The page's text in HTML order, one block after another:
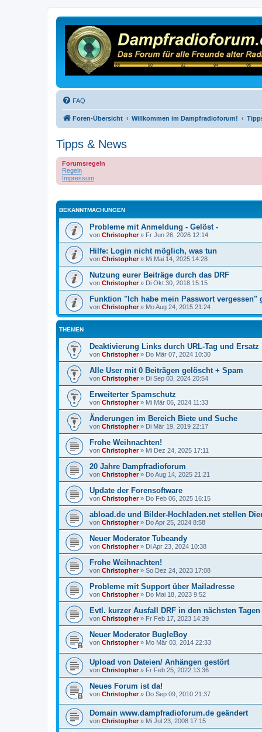
FAQ
Foren-Übersicht Willkommen im Dampfradioforum!
Tipps & News
Forumsregeln
Regeln
Impressum
BEKANNTMACHUNGEN
Probleme mit Anmeldung - Gelöst -
von Christopher» Fr Jun 26, 2026 12:14
Hilfe: Login nicht möglich, was tun
von Christopher» Mi Mai 14, 2025 14:28
Nutzung eurer Beiträge durch das DRF
von Christopher» Di Okt 30, 2018 15:15
Funktion "Ich habe mein Passwort vergessen"
von Christopher» Mo Aug 24, 2015 21:24
THEMEN
Deaktivierung Links durch URL-Tag und Ersatz
von Christopher» Do Mär 07, 2024 10:30
Alle User mit 0 Beiträgen gelöscht + Spam
von Christopher» Di Sep 03, 2024 20:54
Erweiterter Spamschutz
von Christopher» Mi Mär 06, 2024 11:33
Änderungen im Bereich Biete und Suche
von Christopher» Di Mär 19, 2019 22:17
Frohe Weihnachten!
von Christopher» Mi Dez 24, 2025 17:11
20 Jahre Dampfradioforum
von Christopher» Do Aug 14, 2025 21:21
Update der Forensoftware
von Christopher» Do Feb 06, 2025 16:15
abload.de und Bilder-Hochladen.net stellen
von Christopher» Do Apr 25, 2024 8:58
Neuer Moderator Tubeandy
von Christopher» Di Apr 23, 2024 10:38
Frohe Weihnachten!
von Christopher» So Dez 24, 2023 17:08
Probleme mit Support über Mailadresse
von Christopher» Do Mai 18, 2023 9:52
Evtl. kurzer Ausfall DRF in den nächsten
von Christopher» Fr Feb 17, 2023 14:39
Neuer Moderator BugleBoy
von Christopher» Mo Mär 03, 2014 22:33
Upload von Dateien/ Anhängen gestört
von Christopher» Fr Feb 25, 2022 13:36
Neues Forum ist da!
von Christopher» Do Sep 09, 2010 21:37
Domain www.dampfradioforum.de geändert
von Christopher» Mi Jul 23, 2008 17:15